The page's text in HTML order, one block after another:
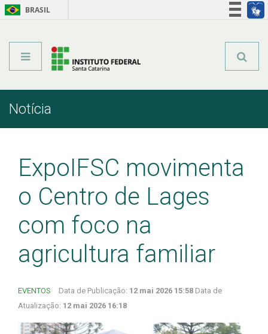
BRASIL
NotíciaInício
ExpoIFSC movimenta
o Centro de Lages
com foco na
agricultura familiar
EVENTOS Data de Publicação: 12 mai 2026 15:58 Data de
Atualização: 12 mai 2026 16:18